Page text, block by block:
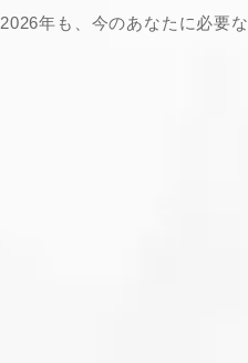
2026年も、今のあなたに必要